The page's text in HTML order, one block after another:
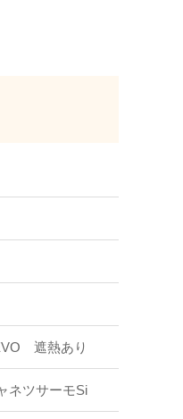
遮熱あり
ネツサーモSi